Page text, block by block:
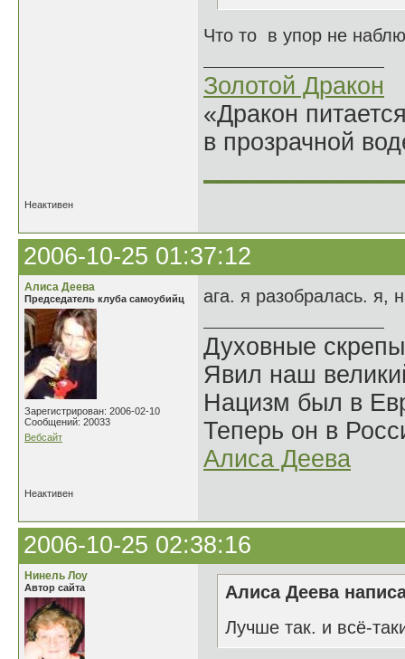
Что то в упор не
Золотой Дракон
«Дракон
в прозрачной
Неактивен
2006-10-25 01:37:12
Алиса Деева
Председатель клуба самоубийц
Зарегистрирован: 2006-02-10
Сообщений: 20033
Вебсайт
ага. я разобралась. я,
Духовные
Явил наш
Нацизм был в
Теперь он в
Алиса Деева
Неактивен
2006-10-25 02:38:16
Нинель Лоу
Автор сайта
Алиса Деева
Лучше так. и всё-